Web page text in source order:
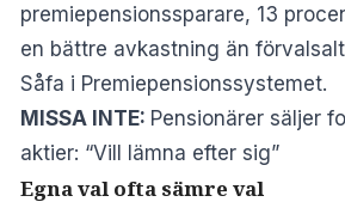
premiepensionssparare, 13
en bättre avkastning än
Såfa i Premiepensionssystemet.
MISSA INTE: Pensionärer säljer
aktier: “Vill lämna efter sig”
Egna val ofta sämre val